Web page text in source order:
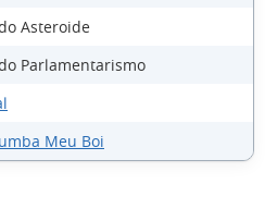
Asteroide
Parlamentarismo
Meu Boi